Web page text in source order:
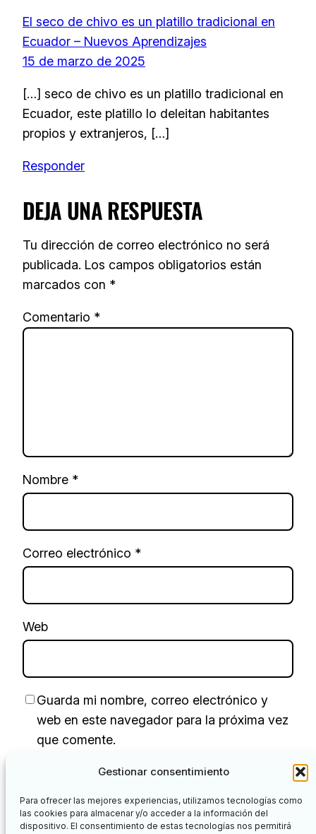
Gestionar consentimiento
Para ofrecer las mejores experiencias, utilizamos tecnologías como
las cookies para almacenar y/o acceder a la información del
dispositivo. El consentimiento de estas tecnologías nos permitirá
El seco de chivo es un platillo tradicional en
Ecuador – Nuevos Aprendizajes
15 de marzo de 2025
[…] seco de chivo es un platillo tradicional en
Ecuador, este platillo lo deleitan habitantes
propios y extranjeros, […]
Responder
DEJA UNA RESPUESTA
Tu dirección de correo electrónico no será
publicada. Los campos obligatorios están
marcados con *
Comentario *
Nombre *
Correo electrónico *
Web
Guarda mi nombre, correo electrónico y
web en este navegador para la próxima vez
que comente.